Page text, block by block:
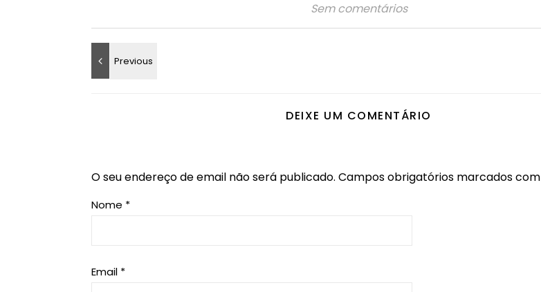
Sem comentários
DEIXE UM COMENTÁRIO
O seu endereço de email não será publicado. Campos obrigatórios marcados com
Nome *
Email *